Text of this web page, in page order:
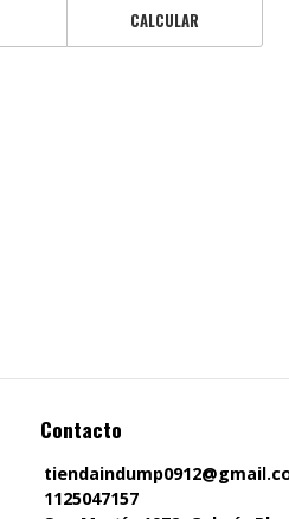
CALCULAR
Contacto
1125047157